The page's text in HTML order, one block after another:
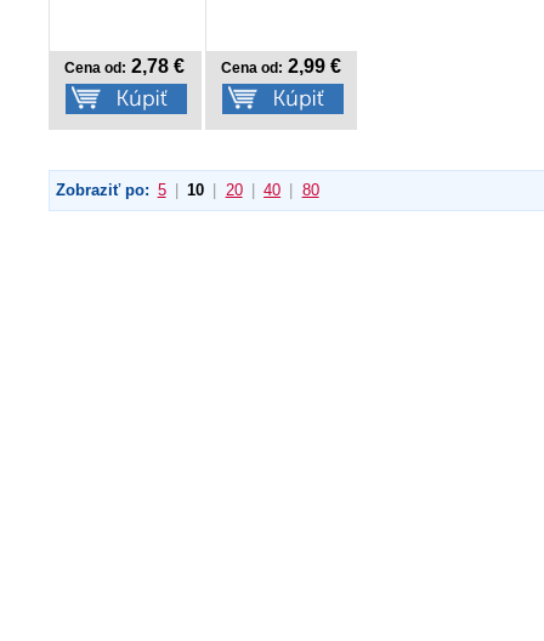
Cena od: 2,78 € Cena od: 2,99 €
Zobraziť po: 5 10 20 40 80